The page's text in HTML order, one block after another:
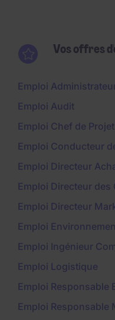
Vos offres
Emploi
Emploi Audit
Emploi Chef de Projet
Emploi Conducteur
Emploi Directeur
Emploi Directeur des
Emploi Directeur
Emploi
Emploi Ingénieur
Emploi Logistique
Emploi Responsable
Emploi Responsable